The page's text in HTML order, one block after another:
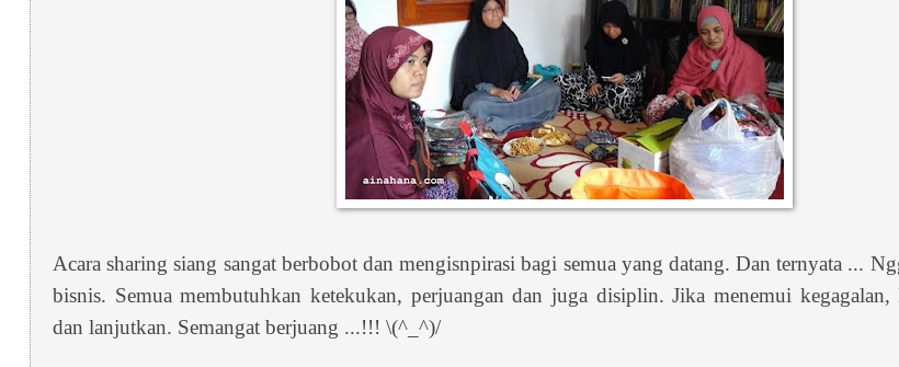
Acara sharing siang sangat berbobot dan mengisnpirasi bagi semua yang datang.Dan ternyata ...
bisnis. Semua membutuhkan ketekukan, perjuangan dan juga disiplin. Jika menemui kegagalan,
dan lanjutkan. Semangat berjuang ...!!! \(^_^)/